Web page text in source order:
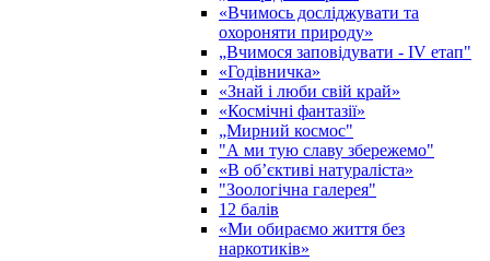
«Вчимось досліджувати та
охороняти природу»
„Вчимося заповідувати - ІV етап"
«Годівничка»
«Знай і люби свій край»
«Космічні фантазії»
„Мирний космос"
"А ми тую славу збережемо"
«В об’єктиві натураліста»
"Зоологічна галерея"
12 балів
«Ми обираємо життя без
наркотиків»